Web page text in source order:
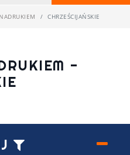
CHRZEŚCIJAŃSKIE
-